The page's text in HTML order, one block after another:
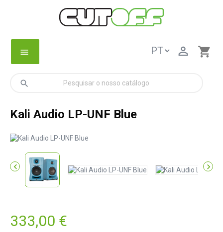
menu shopping_cart

search
Kali Audio LP-UNF Blue
 
333,00 €